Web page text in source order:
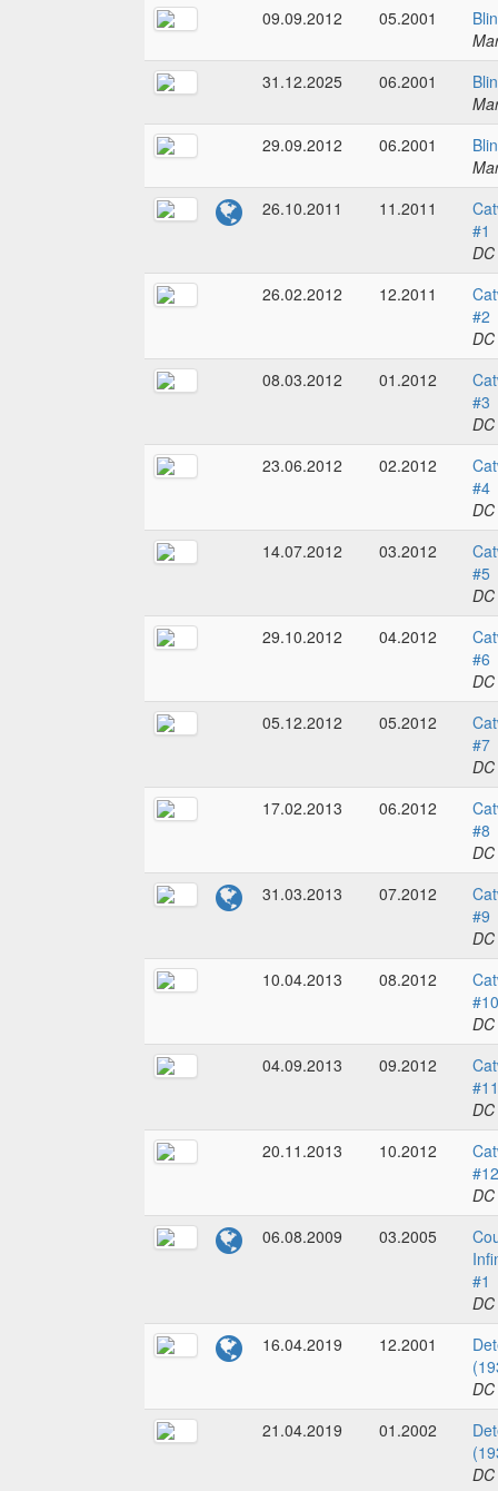
09.09.2012 05.2001
31.12.2025
06.2001
29.09.2012
06.2001
26.10.2011
11.2011
#1
26.02.2012
12.2011
#2
08.03.2012
01.2012
#3
23.06.2012
02.2012
#4
14.07.2012
03.2012
#5
29.10.2012
04.2012
#6
05.12.2012
05.2012
#7
17.02.2013
06.2012
#8
31.03.2013
07.2012
#9
10.04.2013
08.2012
#10
04.09.2013
09.2012
#11
20.11.2013
10.2012
#12
06.08.2009
03.2005
#1
16.04.2019
12.2001
21.04.2019
01.2002